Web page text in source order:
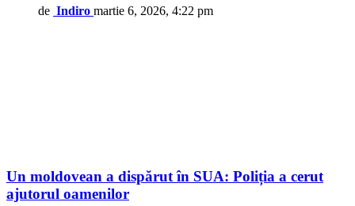
de Indiro martie 6, 2026, 4:22 pm
Un moldovean a dispărut în SUA: Poliția a cerut
ajutorul oamenilor